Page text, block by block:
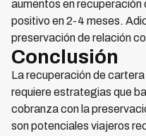
aumentos en
positivo en 2-4 meses.
preservación de relación
Conclusión
La recuperación de
requiere estrategias que
cobranza con la
son potenciales viajeros